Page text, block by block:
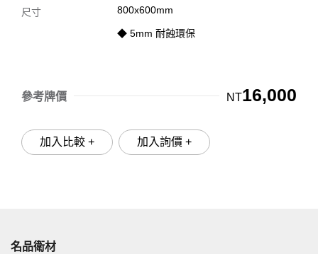
尺寸 800x600mm
◆ 5mm 耐蝕環保
參考牌價 NT16,000
加入比較 + 加入詢價 +
名品衛材